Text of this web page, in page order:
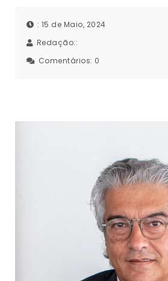
: 15 de Maio, 2024
Redação::
Comentários: 0